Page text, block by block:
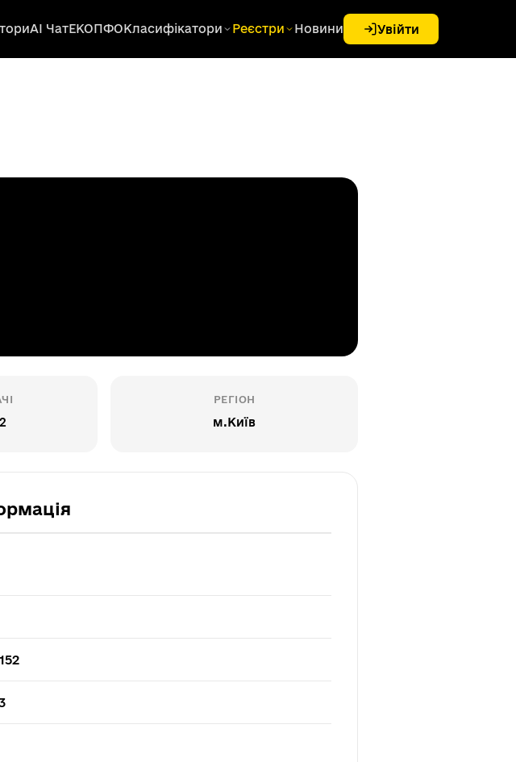
AI ЧатЕКОПФОКласифікатори Реєстри Новини Увійти
РЕГІОН
м.Київ